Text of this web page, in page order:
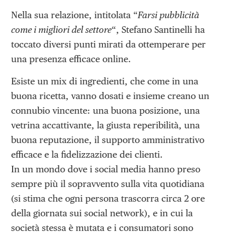
Nella sua relazione, intitolata “Farsi pubblicità
come i migliori del settore“, Stefano Santinelli ha
toccato diversi punti mirati da ottemperare per
una presenza efficace online.
Esiste un mix di ingredienti, che come in una
buona ricetta, vanno dosati e insieme creano un
connubio vincente: una buona posizione, una
vetrina accattivante, la giusta reperibilità, una
buona reputazione, il supporto amministrativo
efficace e la fidelizzazione dei clienti.
In un mondo dove i social media hanno preso
sempre più il sopravvento sulla vita quotidiana
(si stima che ogni persona trascorra circa 2 ore
della giornata sui social network), e in cui la
società stessa è mutata e i consumatori sono